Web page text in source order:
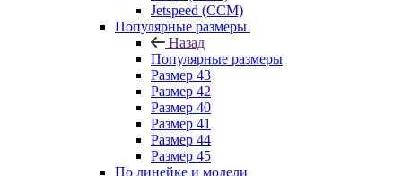
Jetspeed (CCM)
Популярные размеры
Назад
Популярные размеры
Размер 43
Размер 42
Размер 40
Размер 41
Размер 44
Размер 45
По линейке и модели